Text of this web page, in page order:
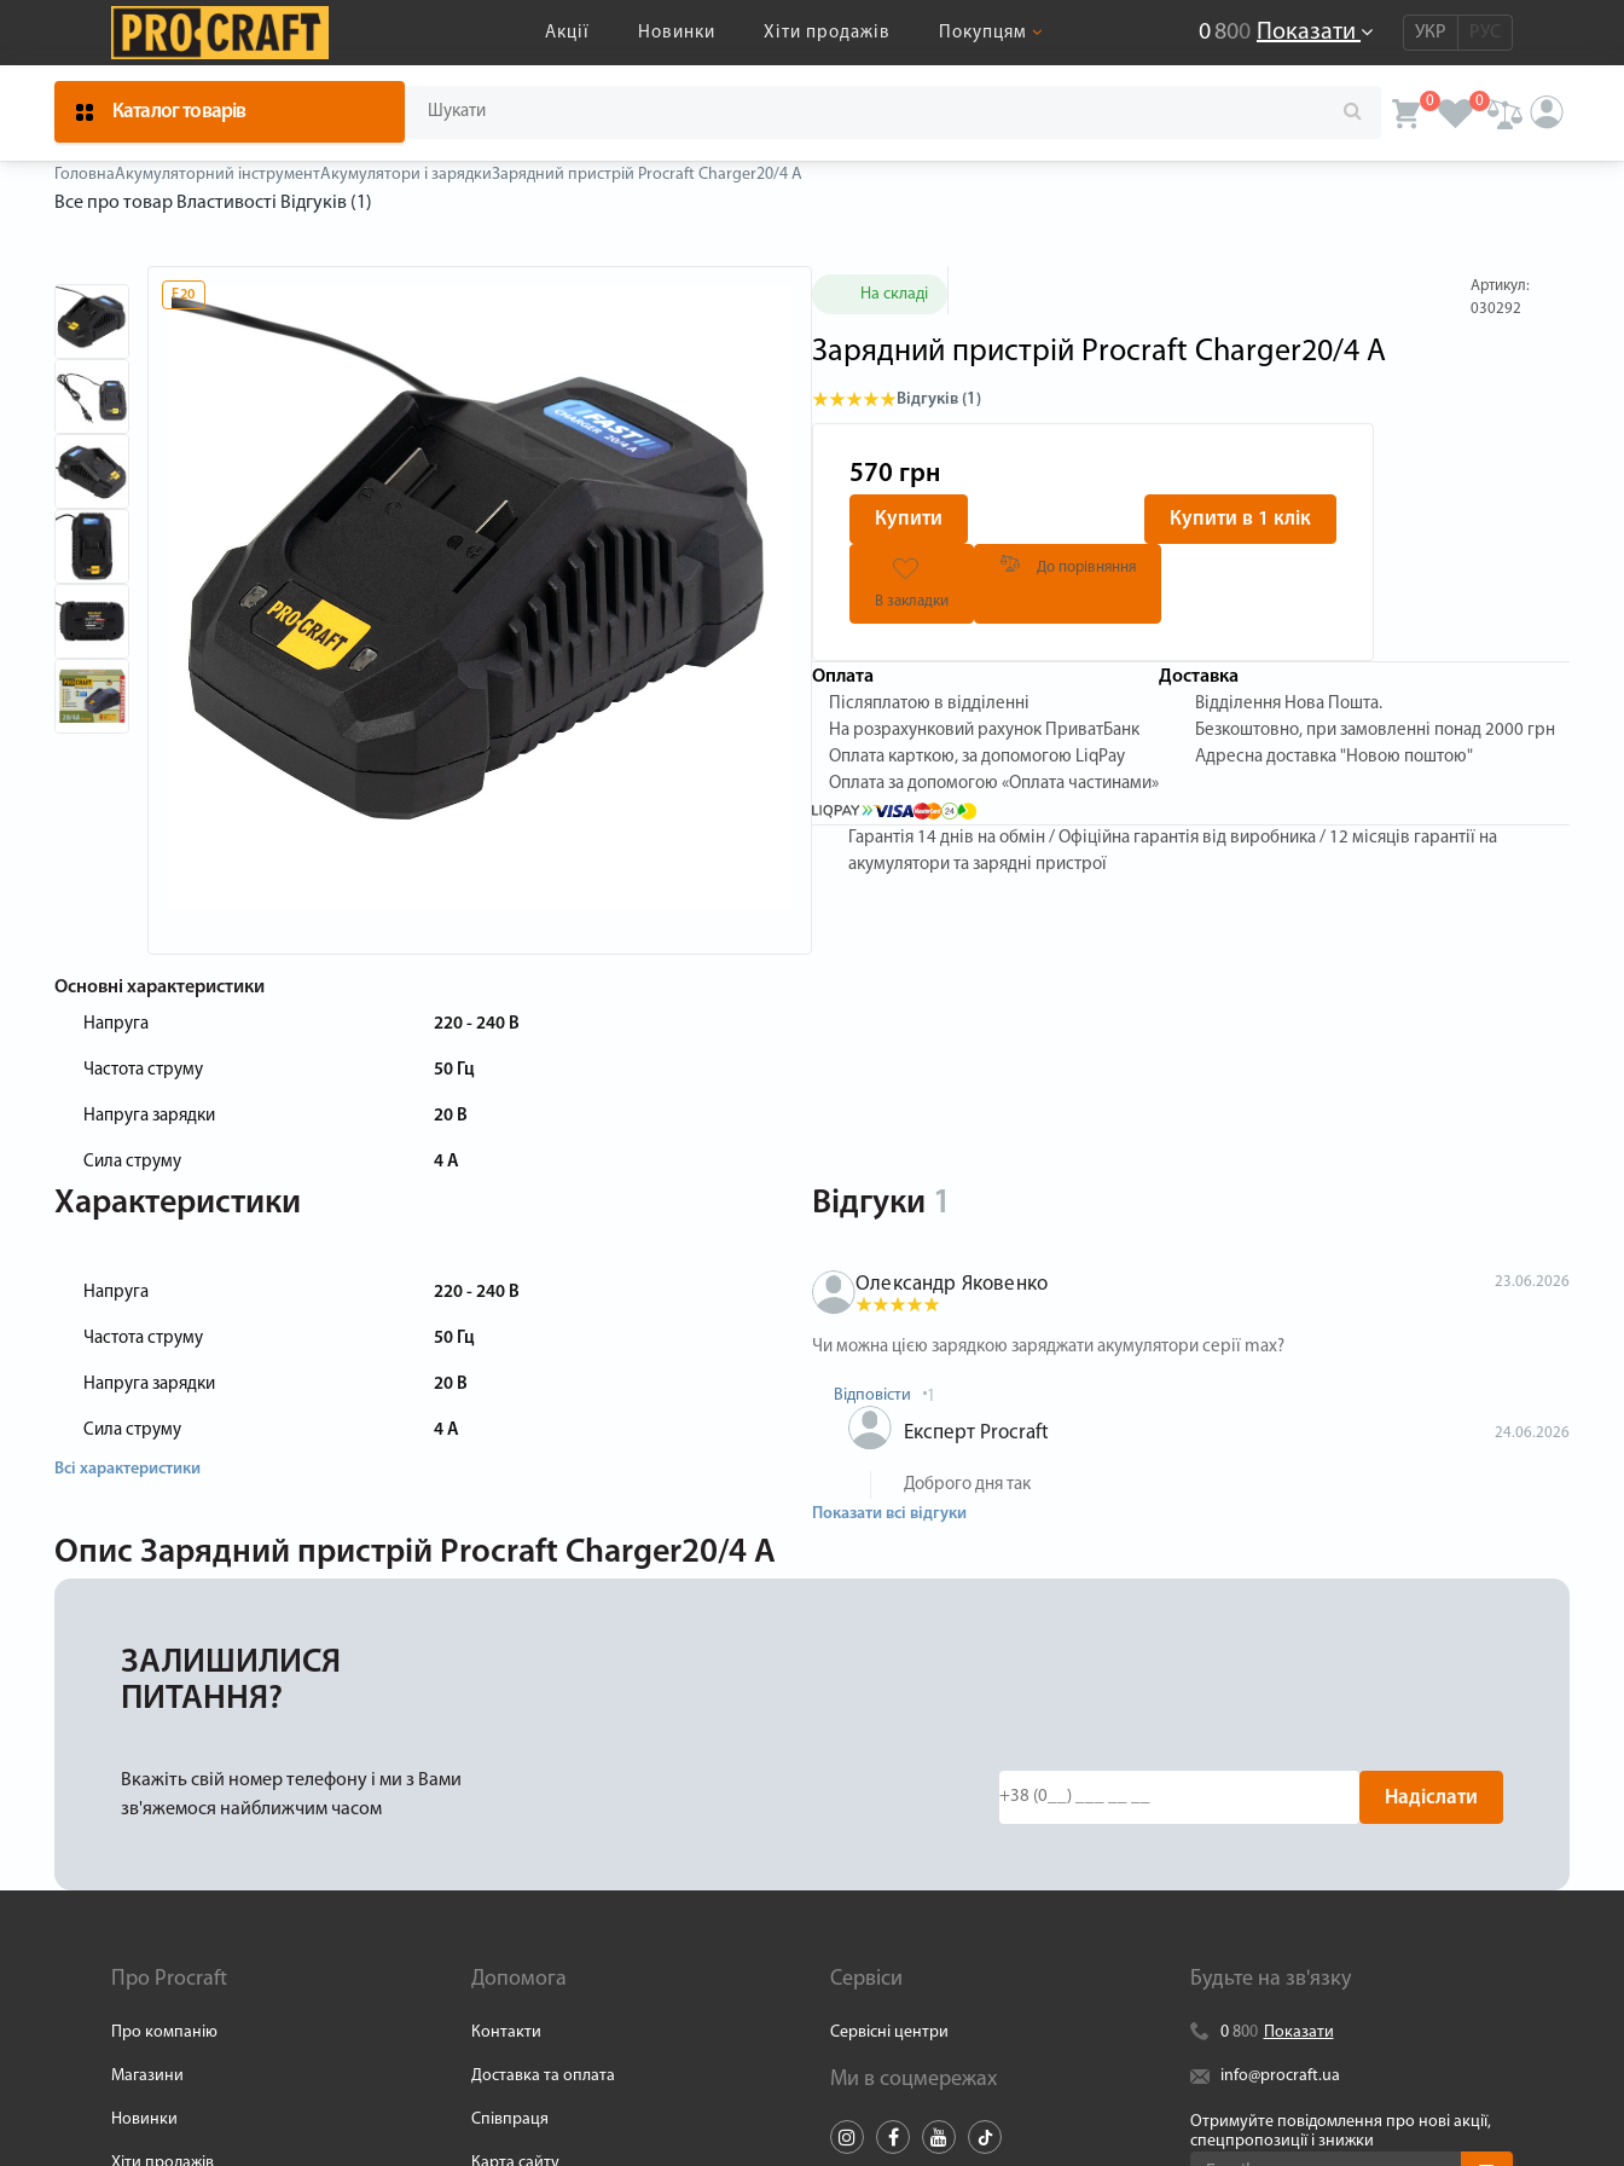
Акції Новинки Хіти продажів Покупцям 0800 Показати УКР РУС
Каталог товарів
0 0
ГоловнаАкумуляторний інструментАкумулятори і зарядкиЗарядний пристрій Procraft Charger20/4 А
Все про товар Властивості Відгуків (1)
F20
Основні характеристики
Напруга 220 - 240 В
Частота струму 50 Гц
Напруга зарядки 20 В
Сила струму 4 А
На складі
Артикул:
030292
Зарядний пристрій Procraft Charger20/4 А
Відгуків (1)
570 грн
Купити Купити в 1 клік
В закладки
До порівняння
Оплата
Післяплатою в відділенні
На розрахунковий рахунок ПриватБанк
Оплата карткою, за допомогою LiqPay
Оплата за допомогою «Оплата частинами»
Доставка
Відділення Нова Пошта.
Безкоштовно, при замовленні понад 2000 грн
Адресна доставка "Новою поштою"
Гарантія 14 днів на обмін / Офіційна гарантія від виробника / 12 місяців гарантії на
акумулятори та зарядні пристрої
Характеристики
Напруга 220 - 240 В
Частота струму 50 Гц
Напруга зарядки 20 В
Сила струму 4 А
Всі характеристики
Відгуки 1
Олександр Яковенко 23.06.2026
Чи можна цією зарядкою заряджати акумулятори серії max?
Відповісти 1
Експерт Procraft 24.06.2026
Доброго дня так
Показати всі відгуки
Опис Зарядний пристрій Procraft Charger20/4 А
ЗАЛИШИЛИСЯ
ПИТАННЯ?
Вкажіть свій номер телефону і ми з Вами
зв'яжемося найближчим часом
Надіслати
Про Procraft
Про компанію
Магазини
Новинки
Допомога
Контакти
Доставка та оплата
Співпраця
Сервіси
Сервісні центри
Ми в соцмережах
Будьте на зв'язку
0 800 Показати
info@procraft.ua
Отримуйте повідомлення про нові акції,
спецпропозиції і знижки